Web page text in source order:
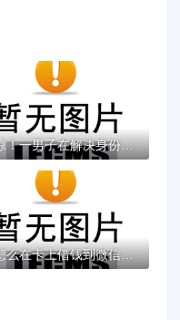
惊！一男子在解决身份证借钱手机借钱时竟然...
怎么在卡上借钱到微信？盘点8个不看征信查询...